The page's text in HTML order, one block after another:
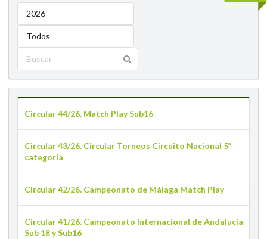
2026
Todos
Circular 44/26. Match Play Sub16
Circular 43/26. Circular Torneos Circuito Nacional 5ª
categoría
Circular 42/26. Campeonato de Málaga Match Play
Circular 41/26. Campeonato Internacional de Andalucía
Sub 18 y Sub16